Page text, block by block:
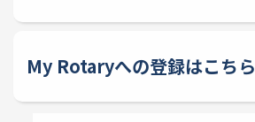
My Rotaryへの登録はこちら